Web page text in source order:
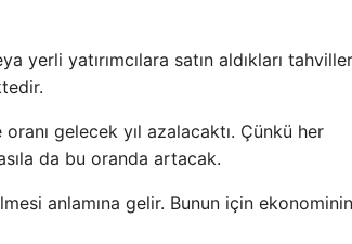
yerli yatırımcılara satın aldıkları tahviller
gelecek yıl azalacaktı. Çünkü her
da bu oranda artacak.
anlamına gelir. Bunun için ekonominin